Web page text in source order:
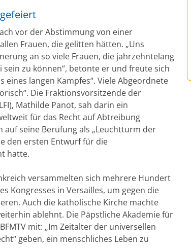
vor der Abstimmung von einer
Frauen, die gelitten hätten. „Uns
an so viele Frauen, die jahrzehntelang
zu können“, betonte er und freute sich
eines langen Kampfes“. Viele Abgeordnete
Die Fraktionsvorsitzende der
Mathilde Panot, sah darin ein
für das Recht auf Abtreibung
auf seine Berufung als „Leuchtturm der
den ersten Entwurf für die
hatte.
versammelten sich mehrere Hundert
Kongresses in Versailles, um gegen die
Auch die katholische Kirche machte
ablehnt. Die Päpstliche Akademie für
mit: „Im Zeitalter der universellen
geben, ein menschliches Leben zu